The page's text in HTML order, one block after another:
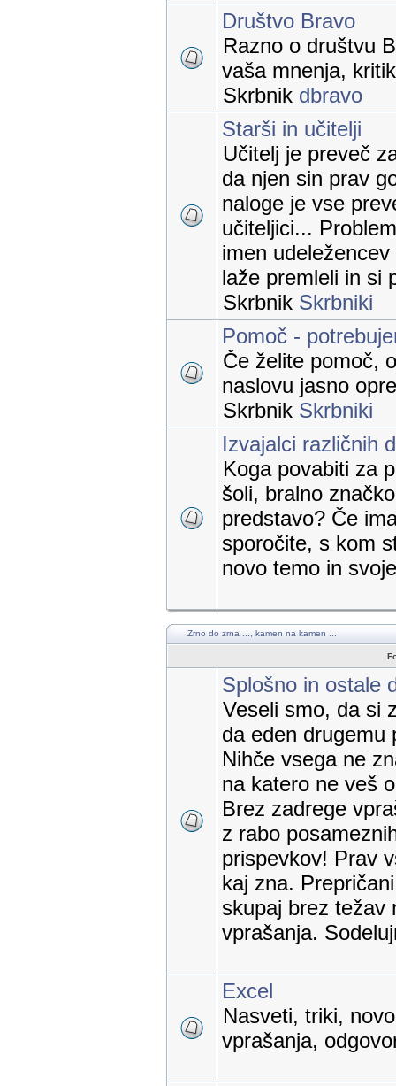
Društvo Bravo
Razno o društvu
vaša mnenja,
Skrbnik dbravo
Starši in učitelji
Učitelj je preveč
da njen sin prav
naloge je vse
učiteljici...
imen
laže premleli in si
Skrbnik Skrbniki
Pomoč -
Če želite pomoč,
naslovu jasno
Skrbnik Skrbniki
Izvajalci različnih
Koga povabiti za
šoli, bralno
predstavo? Če
sporočite, s kom
novo temo in
Zrno do zrna ..., kamen na kamen ...
Splošno in ostale
Veseli smo, da si
da eden drugemu
Nihče vsega ne
na katero ne veš
Brez zadrege
z rabo
prispevkov! Prav
kaj zna.
skupaj brez težav
vprašanja.
Excel
Nasveti, triki,
vprašanja,